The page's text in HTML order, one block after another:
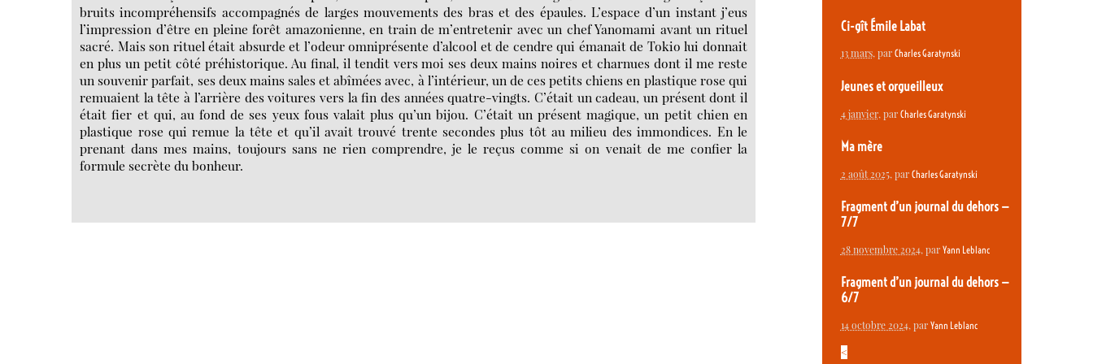
bruits incompréhensifs accompagnés de larges mouvements des bras et des épaules. L’espace d’un instant j’eus
l’impression d’être en pleine forêt amazonienne, en train de m’entretenir avec un chef Yanomami avant un rituel
sacré. Mais son rituel était absurde et l’odeur omniprésente d’alcool et de cendre qui émanait de Tokio lui donnait
en plus un petit côté préhistorique. Au final, il tendit vers moi ses deux mains noires et charnues dont il me reste
un souvenir parfait, ses deux mains sales et abîmées avec, à l’intérieur, un de ces petits chiens en plastique rose qui
remuaient la tête à l’arrière des voitures vers la fin des années quatre-vingts. C’était un cadeau, un présent dont il
était fier et qui, au fond de ses yeux fous valait plus qu’un bijou. C’était un présent magique, un petit chien en
plastique rose qui remue la tête et qu’il avait trouvé trente secondes plus tôt au milieu des immondices. En le
prenant dans mes mains, toujours sans ne rien comprendre, je le reçus comme si on venait de me confier la
formule secrète du bonheur.
Ci-gît Émile Labat
13 mars, par Charles Garatynski
Jeunes et orgueilleux
4 janvier, par Charles Garatynski
Ma mère
2 août 2025, par Charles Garatynski
Fragment d’un journal du dehors —
7/7
28 novembre 2024, par Yann Leblanc
Fragment d’un journal du dehors —
6/7
14 octobre 2024, par Yann Leblanc
<